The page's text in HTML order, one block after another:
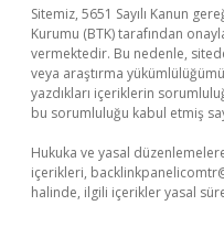
Sitemiz, 5651 Sayılı Kanun
Kurumu (BTK) tarafından
vermektedir. Bu nedenle,
veya araştırma
yazdıkları içeriklerin
bu sorumluluğu kabul etmiş
Hukuka ve yasal
içerikleri,
halinde, ilgili içerikler yasal